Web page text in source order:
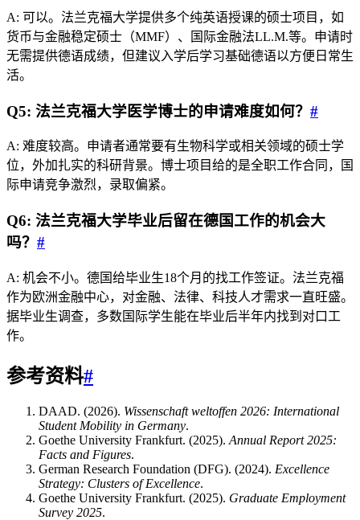
A: 可以。法兰克福大学提供多个纯英语授课的硕士项目，如
货币与金融稳定硕士（MMF）、国际金融法LL.M.等。申请时
无需提供德语成绩，但建议入学后学习基础德语以方便日常生
活。
Q5: 法兰克福大学医学博士的申请难度如何？ #
A: 难度较高。申请者通常要有生物科学或相关领域的硕士学
位，外加扎实的科研背景。博士项目给的是全职工作合同，国
际申请竞争激烈，录取偏紧。
Q6: 法兰克福大学毕业后留在德国工作的机会大
吗？ #
A: 机会不小。德国给毕业生18个月的找工作签证。法兰克福
作为欧洲金融中心，对金融、法律、科技人才需求一直旺盛。
据毕业生调查，多数国际学生能在毕业后半年内找到对口工
作。
参考资料#
DAAD. (2026). Wissenschaft weltoffen 2026: International
Student Mobility in Germany.
Goethe University Frankfurt. (2025). Annual Report 2025:
Facts and Figures.
German Research Foundation (DFG). (2024). Excellence
Strategy: Clusters of Excellence.
Goethe University Frankfurt. (2025). Graduate Employment
Survey 2025.